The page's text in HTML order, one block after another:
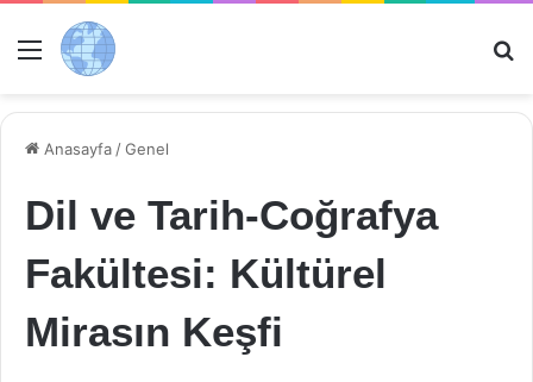
Menü
Anasayfa /Genel
Dil ve Tarih-Coğrafya
Fakültesi: Kültürel
Mirasın Keşfi